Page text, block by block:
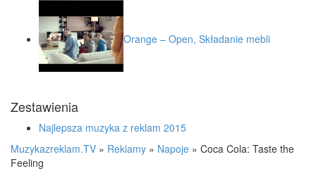
Orange – Open, Składanie mebli
Zestawienia
Najlepsza muzyka z reklam 2015
Muzykazreklam.TV » Reklamy » Napoje » Coca Cola: Taste the
Feeling